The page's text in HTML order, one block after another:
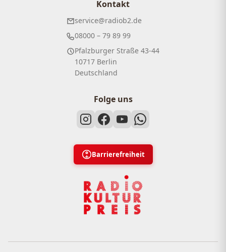
Kontakt
service@radiob2.de
08000 – 79 89 99
Pfalzburger Straße 43-44
10717 Berlin
Deutschland
Folge uns
Barrierefreiheit